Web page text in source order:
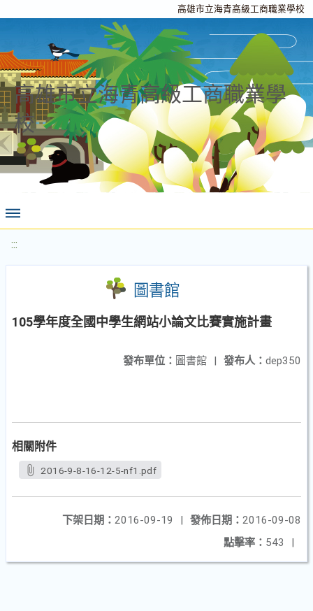
高雄市立海青高級工商職業學校
高雄市立海青高級工商職業學
校
:::
圖書館
105學年度全國中學生網站小論文比賽實施計畫
發布人： dep350
發布單位： 圖書館 |
相關附件
2016-9-8-16-12-5-nf1.pdf
發佈日期： 2016-09-08
下架日期： 2016-09-19
|
點擊率： 543 |